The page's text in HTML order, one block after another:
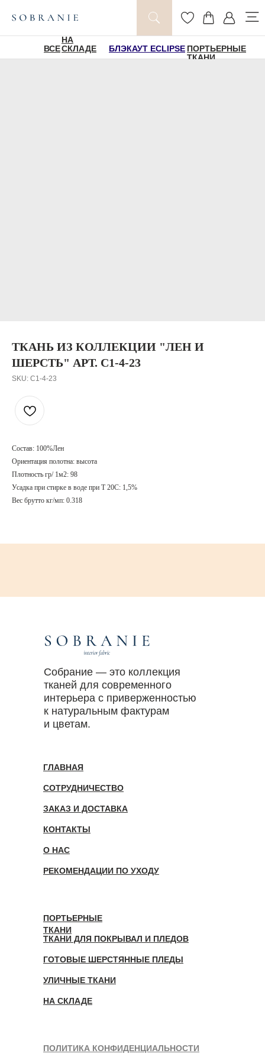
ВСЕ
НА
СКЛАДЕ
БЛЭКАУТ ECLIPSE ПОРТЬЕРНЫЕ
ТКАНИ
ТКАНЬ ИЗ КОЛЛЕКЦИИ "ЛЕН И
ШЕРСТЬ" АРТ. C1-4-23
SKU: C1-4-23
Состав: 100%Лен
Ориентация полотна: высота
Плотность гр/ 1м2: 98
Усадка при стирке в воде при T 20С: 1,5%
Вес брутто кг/мп: 0.318
Собрание — это коллекция
тканей для современного
интерьера с приверженностью
к натуральным фактурам
и цветам.
ГЛАВНАЯ
СОТРУДНИЧЕСТВО
ЗАКАЗ И ДОСТАВКА
КОНТАКТЫ
О НАС
ПОЛИТИКА КОНФИДЕНЦИАЛЬНОСТИ
ПОРТЬЕРНЫЕ
ТКАНИ
ТКАНИ ДЛЯ ПОКРЫВАЛ И ПЛЕДОВ
ГОТОВЫЕ ШЕРСТЯННЫЕ ПЛЕДЫ
УЛИЧНЫЕ ТКАНИ
НА СКЛАДЕ
РЕКОМЕНДАЦИИ ПО УХОДУ